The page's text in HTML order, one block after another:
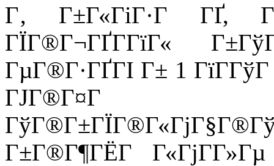
Г‚ Г±Г«ГіГ·Г ГҐ,
ГЇГ®Г¬ГҐГ­ГїГ«
ГµГ®Г·ГҐГІ Г± 1
Г±Г®Г¶ГЁГ